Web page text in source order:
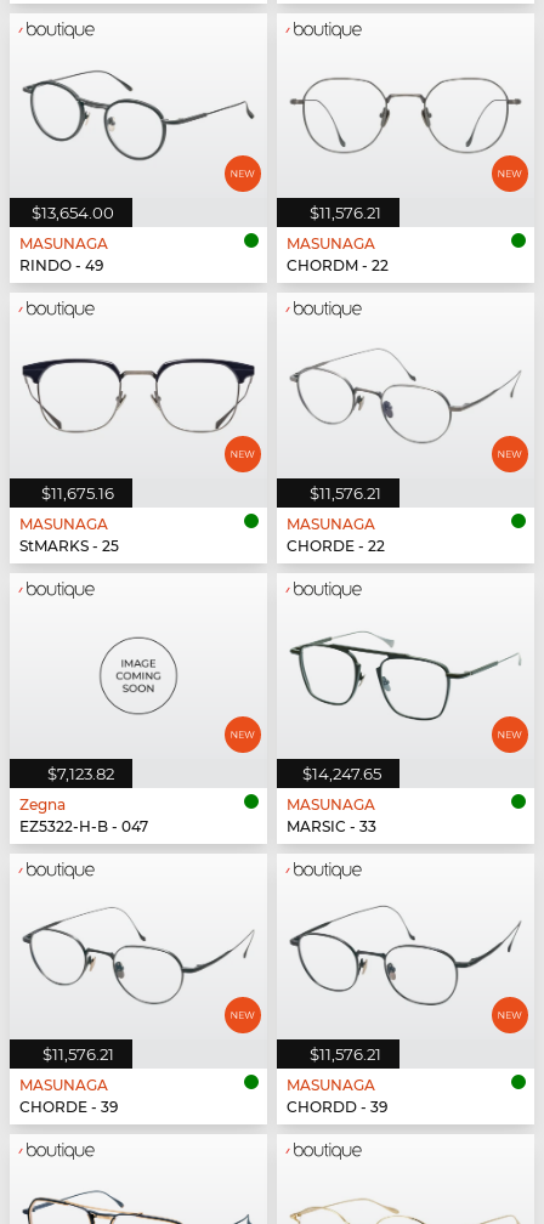
$13,654.00
MASUNAGA
RINDO - 49
$11,576.21
MASUNAGA
CHORDM - 22
$11,675.16
MASUNAGA
StMARKS - 25
$11,576.21
MASUNAGA
CHORDE - 22
$7,123.82
Zegna
EZ5322-H-B - 047
$14,247.65
MASUNAGA
MARSIC - 33
$11,576.21
MASUNAGA
CHORDE - 39
$11,576.21
MASUNAGA
CHORDD - 39